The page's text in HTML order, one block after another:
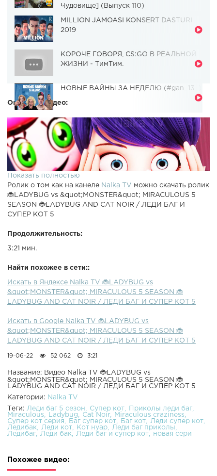
Чудовище] (Выпуск 110)
MILLION JAMOASI KONSERT DASTURI
2019
КОРОЧЕ ГОВОРЯ, CS:GO В РЕАЛЬНОЙ
ЖИЗНИ - ТимТим.
НОВЫЕ ВАЙНЫ ЗА НЕДЕЛЮ (#gan_13_)
Описание видео:
Показать полностью
Ролик о том как на канеле Nalka TV
можно скачать ролик
🐞LADYBUG vs &quot;MONSTER&quot; MIRACULOUS 5
SEASON 🐞LADYBUG AND CAT NOIR / ЛЕДИ БАГ И
СУПЕР КОТ 5
Продолжительность:
3:21 мин.
Найти похожее в сети::
Искать в Яндексе Nalka TV 🐞LADYBUG vs
&quot;MONSTER&quot; MIRACULOUS 5 SEASON 🐞
LADYBUG AND CAT NOIR / ЛЕДИ БАГ И СУПЕР КОТ 5
Искать в Google Nalka TV 🐞LADYBUG vs
&quot;MONSTER&quot; MIRACULOUS 5 SEASON 🐞
LADYBUG AND CAT NOIR / ЛЕДИ БАГ И СУПЕР КОТ 5
19-06-22 52 062 3:21
Название: Видео Nalka TV 🐞LADYBUG vs
&quot;MONSTER&quot; MIRACULOUS 5 SEASON 🐞
LADYBUG AND CAT NOIR / ЛЕДИ БАГ И СУПЕР КОТ 5
Категории:
Nalka TV
Теги: Леди баг 5 сезон Супер кот
Приколы леди баг
Miraculous
Ladybug Cat Noir
Miraculous craziness
Супер кот серия
Баг супер кот Баг кот
Леди супер кот
Ледибак
Леди кот Кот нуар
Леди баг приколы
Ледибаг
Леди бак Леди баг и супер кот новая сери
Похожее видео: